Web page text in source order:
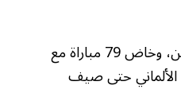
ويمثل كيم خيارًا مثاليًا للنصر بفضل خبرته الأوروبية، إذ انضم لبايرن ميونخ قبل عامين، وخاض 79 مباراة مع
الألماني حتى صيف